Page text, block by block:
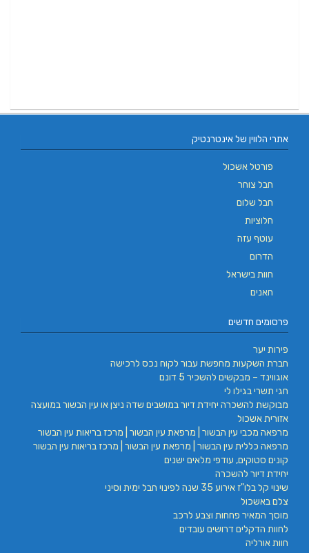
אתרי הלווין של אינטרנטיק
פורטל אשכול
חבל צוחר
חבל שלום
חלוציות
עוטף עזה
הדרום
חוות בישראל
חאנים
פרסומים חדשים
פירות יער
חברת השקעות מחפשת עבור לקוח נכס לרכישה
אוגווינד – מבקשים להשכיר 5 דונם
חגי תשרי בגילו לי
מבוקשת להשכרה יחידת דיור במושבים שדה ניצן או עין הבשור במועצה
אזורית אשכול
מרפאה מכבי עין הבשור | מרפאת עין הבשור | מרכז בריאות עין הבשור
מרפאה כללית עין הבשור | מרפאת עין הבשור | מרכז בריאות עין הבשור
קונים סטוקים, עודפי מלאים ישנים
יחידת דיור להשכרה
שינוי קל בלו"ז אירוע 35 שנה לפינוי חבל ימית וסיני
צלם באשכול
מוסך המאיר פחחות וצבע לרכב
לחוות הדקלים דרושים עובדים
חוות אורליה